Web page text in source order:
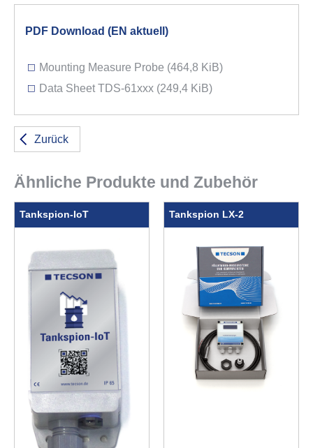
personalisieren, Funktionen für soziale Medien anbieten
analysieren. Außerdem geben wir Informationen zu Ihrer
soziale Medien, Werbung und Analysen weiter. Unsere
zusammenführen.
unsereDatenschutzerklärung
PDF Download (EN aktuell)
Mounting Measure Probe (464,8 KiB)
Data Sheet TDS-61xxx (249,4 KiB)
Zurück
Ähnliche Produkte und Zubehör
Tankspion-IoT Tankspion LX-2